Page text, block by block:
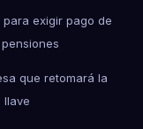
exigir pago de
que retomará la